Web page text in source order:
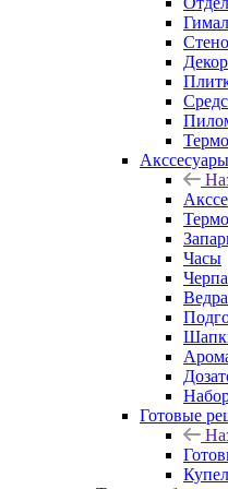
Аксcесуары
Часы
Готовые